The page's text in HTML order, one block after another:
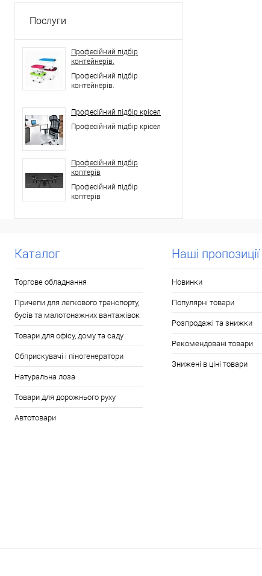
Послуги
Професійний підбір
контейнерів.
Професійний підбір
контейнерів.
Професійний підбір крісел
Професійний підбір крісел
Професійний підбір
коптерів
Професійний підбір
коптерів
Каталог
Торгове обладнання
Причепи для легкового транспорту,
бусів та малотонажних вантажівок
Товари для офісу, дому та саду
Обприскувачі і піногенератори
Натуральна лоза
Товари для дорожнього руху
Автотовари
Наші пропозиції
Новинки
Популярні товари
Розпродажі та знижки
Рекомендовані товари
Знижені в ціні товари